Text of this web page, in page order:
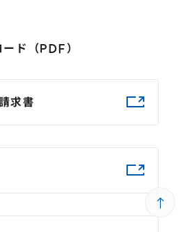
ド（PDF）
求書